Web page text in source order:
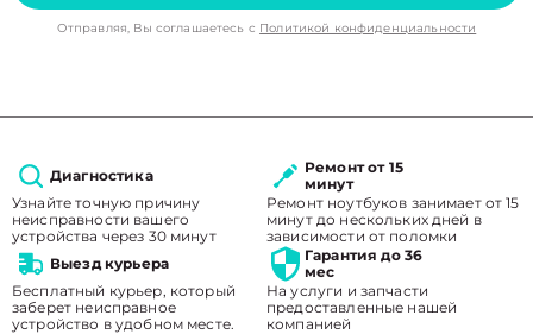
Отправляя, Вы соглашаетесь с Политикой конфиденциальности
Диагностика
Узнайте точную причину
неисправности вашего
устройства через 30 минут
Ремонт от 15
минут
Ремонт ноутбуков занимает от 15
минут до нескольких дней в
зависимости от поломки
Выезд курьера
Бесплатный курьер, который
заберет неисправное
устройство в удобном месте.
Гарантия до 36
мес
На услуги и запчасти
предоставленные нашей
компанией